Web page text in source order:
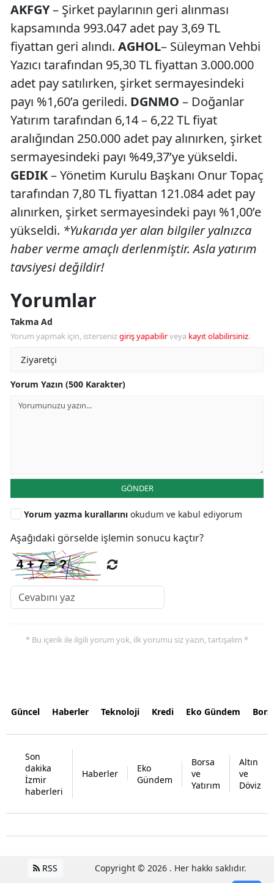
AKFGY– Şirket paylarının geri alınması
kapsamında 993.047 adet pay 3,69 TL
fiyattan geri alındı. AGHOL– Süleyman Vehbi
Yazıcı tarafından 95,30 TL fiyattan 3.000.000
adet pay satılırken, şirket sermayesindeki
payı %1,60’a geriledi. DGNMO – Doğanlar
Yatırım tarafından 6,14 – 6,22 TL fiyat
aralığından 250.000 adet pay alınırken, şirket
sermayesindeki payı %49,37’ye yükseldi.
GEDIK– Yönetim Kurulu Başkanı Onur Topaç
tarafından 7,80 TL fiyattan 121.084 adet pay
alınırken, şirket sermayesindeki payı %1,00’e
yükseldi. *Yukarıda yer alan bilgiler yalnızca
haber verme amaçlı derlenmiştir. Asla yatırım
tavsiyesi değildir!
Yorumlar
Takma Ad
Yorum yapmak için, istersenizgiriş yapabilirveya kayıt olabilirsiniz.
Yorum Yazın (500 Karakter)
GÖNDER
Yorum yazma kurallarını okudum ve kabul ediyorum
Aşağıdaki görselde işlemin sonucu kaçtır?
* Bu içerik ile ilgili yorum yok, ilk yorumu siz yazın, tartışalım *
Güncel Haberler Teknoloji Kredi Eko Gündem
Son
dakika
İzmir
haberleri
Haberler
Eko
Gündem
Borsa
ve
Yatırım
Altın
ve
Döviz
RSS Copyright © 2026 . Her hakkı saklıdır.